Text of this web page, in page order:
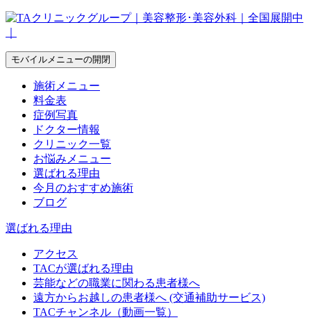
モバイルメニューの開閉
施術メニュー
料金表
症例写真
ドクター情報
クリニック一覧
お悩みメニュー
選ばれる理由
今月のおすすめ施術
ブログ
選ばれる理由
アクセス
TACが選ばれる理由
芸能などの職業に関わる患者様へ
遠方からお越しの患者様へ (交通補助サービス)
TACチャンネル（動画一覧）